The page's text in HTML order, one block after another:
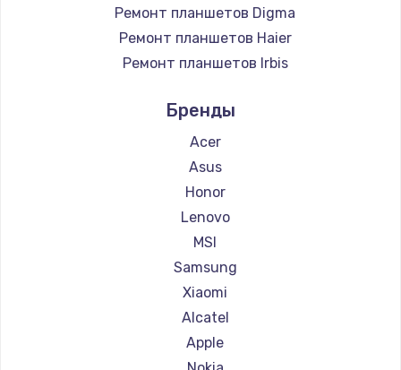
Заказать
Заказать
Замена корпуса
890 руб.
Заказать
Замена материнской платы
1760 руб.
Заказать
Ремонт планшетов Digma
Ремонт планшетов Haier
Ремонт планшетов Irbis
Ремонт планшетов Microsoft
Ремонт планшетов BlackView
Ремонт планшетов Amazon
Ремонт планшетов Aquarius
Ремонт планшетов Philips
Ремонт планшетов Dell
Ремонт планшетов HP
Ремонт планшетов Getac
Ремонт планшетов ZTE
Ремонт планшетов Google
Ремонт планшетов Navitel
Бренды
Acer
Asus
Honor
Lenovo
MSI
Samsung
Xiaomi
Alcatel
Apple